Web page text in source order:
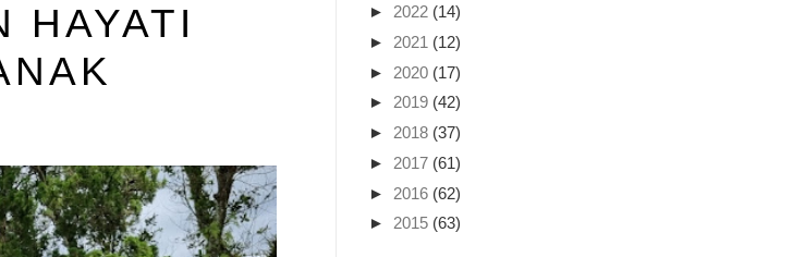
HAYATI
► 2022 (14)
► 2021 (12)
► 2020 (17)
► 2019 (42)
► 2018 (37)
► 2017 (61)
► 2016 (62)
► 2015 (63)